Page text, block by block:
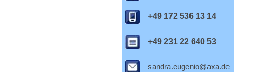
+49 172 536 13 14
+49 231 22 640 53
sandra.eugenio@axa.de